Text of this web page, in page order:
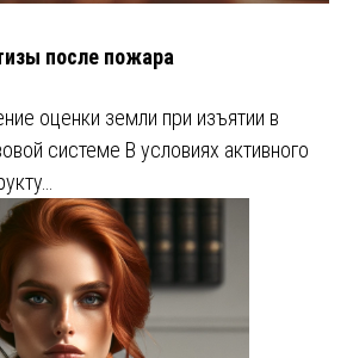
после пожара
оценки земли при изъятии в
системе В условиях активного